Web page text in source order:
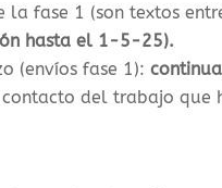
la fase 1 (son textos
hasta el 1-5-25).
(envíos fase 1):continua
del trabajo que